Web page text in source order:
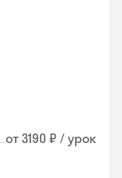
от 3190 ₽ / урок